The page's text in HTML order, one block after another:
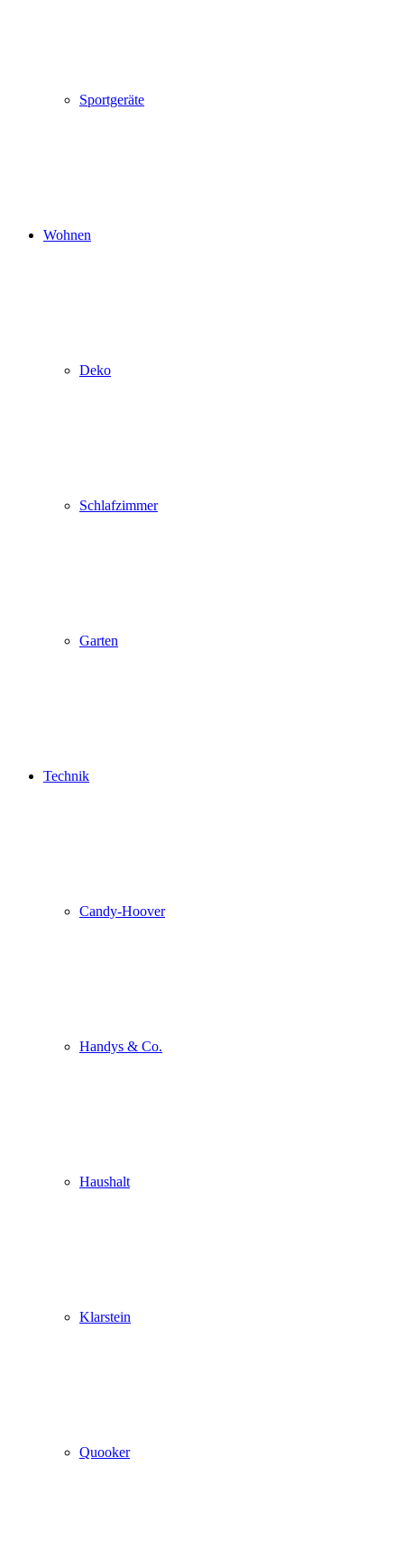
Sportgeräte
Wohnen
Deko
Schlafzimmer
Garten
Technik
Candy-Hoover
Handys & Co.
Haushalt
Klarstein
Quooker